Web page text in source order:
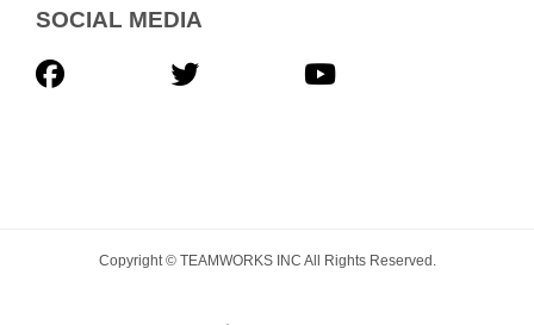
SOCIAL MEDIA
Copyright © TEAMWORKS INC All Rights Reserved.